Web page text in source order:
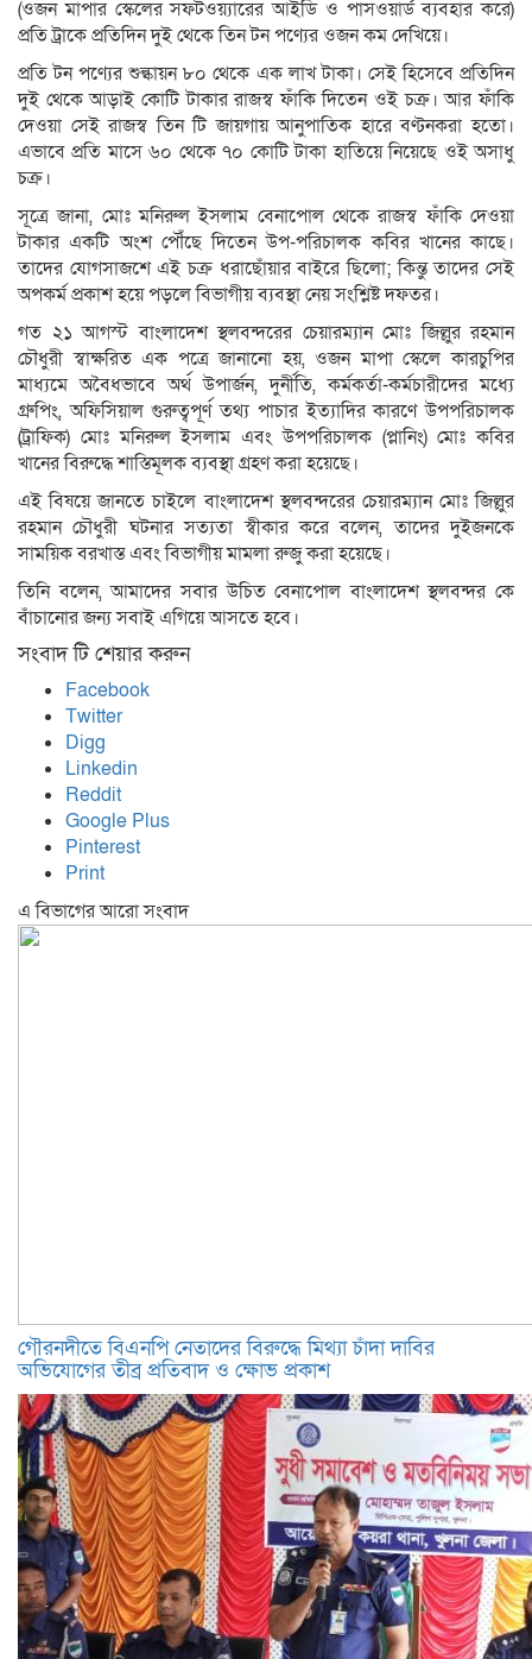
(ওজন মাপার স্কেলের সফটওয়্যারের আইডি ও পাসওয়ার্ড ব্যবহার করে)
প্রতি ট্রাকে প্রতিদিন দুই থেকে তিন টন পণ্যের ওজন কম দেখিয়ে।
প্রতি টন পণ্যের শুল্কায়ন ৮০ থেকে এক লাখ টাকা। সেই হিসেবে প্রতিদিন
দুই থেকে আড়াই কোটি টাকার রাজস্ব ফাঁকি দিতেন ওই চক্র। আর ফাঁকি
দেওয়া সেই রাজস্ব তিন টি জায়গায় আনুপাতিক হারে বণ্টনকরা হতো।
এভাবে প্রতি মাসে ৬০ থেকে ৭০ কোটি টাকা হাতিয়ে নিয়েছে ওই অসাধু
চক্র।
সূত্রে জানা, মোঃ মনিরুল ইসলাম বেনাপোল থেকে রাজস্ব ফাঁকি দেওয়া
টাকার একটি অংশ পৌঁছে দিতেন উপ-পরিচালক কবির খানের কাছে।
তাদের যোগসাজশে এই চক্র ধরাছোঁয়ার বাইরে ছিলো; কিন্তু তাদের সেই
অপকর্ম প্রকাশ হয়ে পড়লে বিভাগীয় ব্যবস্থা নেয় সংশ্লিষ্ট দফতর।
গত ২১ আগস্ট বাংলাদেশ স্থলবন্দরের চেয়ারম্যান মোঃ জিল্লুর রহমান
চৌধুরী স্বাক্ষরিত এক পত্রে জানানো হয়, ওজন মাপা স্কেলে কারচুপির
মাধ্যমে অবৈধভাবে অর্থ উপার্জন, দুর্নীতি, কর্মকর্তা-কর্মচারীদের মধ্যে
গ্রুপিং, অফিসিয়াল গুরুত্বপূর্ণ তথ্য পাচার ইত্যাদির কারণে উপপরিচালক
(ট্রাফিক) মোঃ মনিরুল ইসলাম এবং উপপরিচালক (প্লানিং) মোঃ কবির
খানের বিরুদ্ধে শাস্তিমূলক ব্যবস্থা গ্রহণ করা হয়েছে।
এই বিষয়ে জানতে চাইলে বাংলাদেশ স্থলবন্দরের চেয়ারম্যান মোঃ জিল্লুর
রহমান চৌধুরী ঘটনার সত্যতা স্বীকার করে বলেন, তাদের দুইজনকে
সাময়িক বরখাস্ত এবং বিভাগীয় মামলা রুজু করা হয়েছে।
তিনি বলেন, আমাদের সবার উচিত বেনাপোল বাংলাদেশ স্থলবন্দর কে
বাঁচানোর জন্য সবাই এগিয়ে আসতে হবে।
সংবাদ টি শেয়ার করুন
Facebook
Twitter
Digg
Linkedin
Reddit
Google Plus
Pinterest
Print
এ বিভাগের আরো সংবাদ
গৌরনদীতে বিএনপি নেতাদের বিরুদ্ধে মিথ্যা চাঁদা দাবির
অভিযোগের তীব্র প্রতিবাদ ও ক্ষোভ প্রকাশ